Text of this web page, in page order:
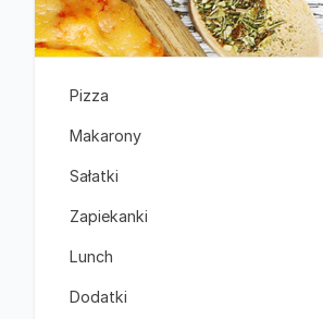
Pizza
Makarony
Sałatki
Zapiekanki
Lunch
Dodatki